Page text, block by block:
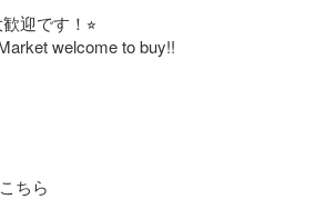
迎です！⭐︎
welcome to buy!!
ちら